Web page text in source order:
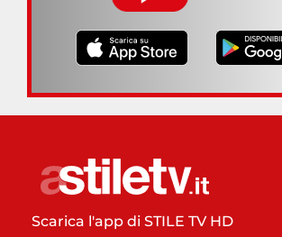
Scarica l'app di STILE TV HD